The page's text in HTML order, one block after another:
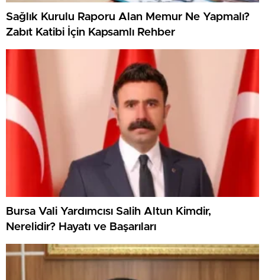
Sağlık Kurulu Raporu Alan Memur Ne Yapmalı?
Zabıt Katibi İçin Kapsamlı Rehber
Bursa Vali Yardımcısı Salih Altun Kimdir,
Nerelidir? Hayatı ve Başarıları